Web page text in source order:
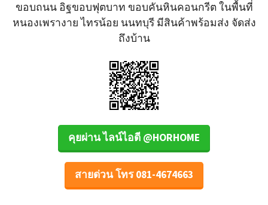
ขอบถนน อิฐขอบฟุตบาท ขอบคันหินคอนกรีต ในพื้นที่
หนองเพรางาย ไทรน้อย นนทบุรี มีสินค้าพร้อมส่ง จัดส่ง
ถึงบ้าน
คุยผ่าน ไลน์ไอดี @HORHOME
สายด่วน โทร 081-4674663